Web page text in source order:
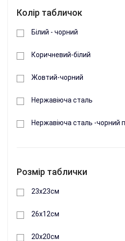
Колір табличок
Білий - чорний
Коричневий-білий
Жовтий-чорний
Нержавіюча сталь
Нержавіюча сталь -чорний
Розмір таблички
23х23см
26х12см
20х20см